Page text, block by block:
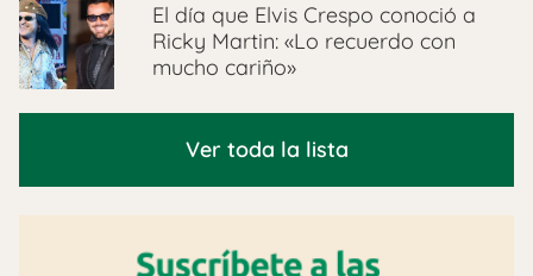
El día que Elvis Crespo conoció a
Ricky Martin: «Lo recuerdo con
mucho cariño»
Ver toda la lista